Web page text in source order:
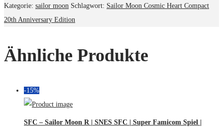
Kategorie: sailor moon Schlagwort: Sailor Moon Cosmic Heart Compact
20th Anniversary Edition
Ähnliche Produkte
-15%
SFC – Sailor Moon R | SNES SFC | Super Famicom Spiel |